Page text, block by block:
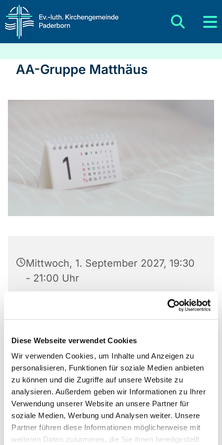
Diese Webseite verwendet Cookies
Wir verwenden Cookies, um Inhalte und Anzeigen zu
personalisieren, Funktionen für soziale Medien anbieten
zu können und die Zugriffe auf unsere Website zu
analysieren. Außerdem geben wir Informationen zu Ihrer
Verwendung unserer Website an unsere Partner für
soziale Medien, Werbung und Analysen weiter. Unsere
Partner führen diese Informationen möglicherweise mit
weiteren Daten zusammen, die Sie ihnen bereitgestellt
AA-Gruppe Matthäus
Mittwoch, 1. September 2027, 19:30
- 21:00 Uhr
Matthäus-Kirche, Rotheweg 63,
33102 Paderborn
Anmeldung bei 0176 519 101 10
Gruppe von Anonymen Alkoholikern und
Alkoholikerinnen
Anmeldung bei 0176 519 101 10